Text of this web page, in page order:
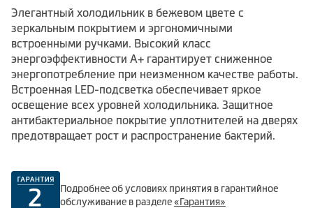
Элегантный холодильник в бежевом цвете с
зеркальным покрытием и эргономичными
встроенными ручками. Высокий класс
энергоэффективности А+ гарантирует сниженное
энергопотребление при неизменном качестве работы.
Встроенная LED-подсветка обеспечивает яркое
освещение всех уровней холодильника. Защитное
антибактериальное покрытие уплотнителей на дверях
предотвращает рост и распространение бактерий.
Подробнее об условиях принятия в гарантийное
обслуживание в разделе«Гарантия»